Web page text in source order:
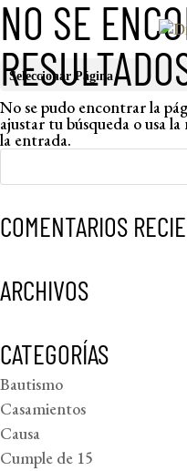
Seleccionar Página
NO SE
No se pudo encontrar la
ajustar tu búsqueda o usa
la entrada.
COMENTARIOS
ARCHIVOS
CATEGORÍAS
Bautismo
Casamientos
Causa
Cumple de 15